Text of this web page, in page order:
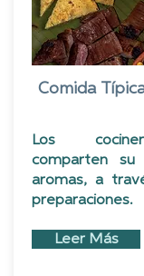
Comida
Los
comparten
aromas, a
preparaciones.
Leer Más